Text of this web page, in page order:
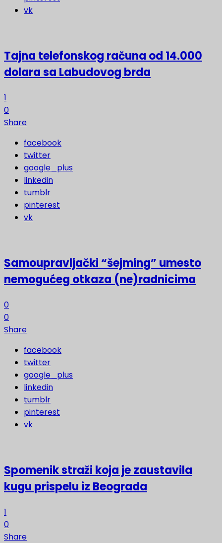
vk
Tajna telefonskog računa od 14.000
dolara sa Labudovog brda
1
0
Share
facebook
twitter
google_plus
linkedin
tumblr
pinterest
vk
Samoupravljački “šejming” umesto
nemogućeg otkaza (ne)radnicima
0
0
Share
facebook
twitter
google_plus
linkedin
tumblr
pinterest
vk
Spomenik straži koja je zaustavila
kugu prispelu iz Beograda
1
0
Share